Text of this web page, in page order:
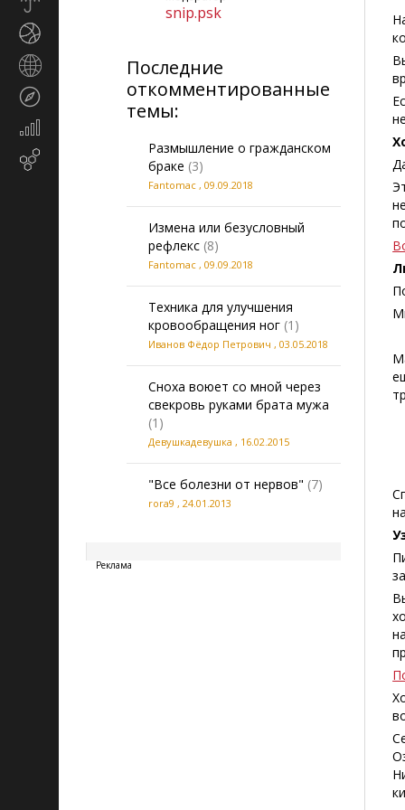
snip.psk
Последние
откомментированные
темы:
Размышление о гражданском
браке (3)
Fantomac , 09.09.2018
Измена или безусловный
рефлекс (8)
Fantomac , 09.09.2018
Техника для улучшения
кровообращения ног (1)
Иванов Фёдор Петрович , 03.05.2018
Сноха воюет со мной через
свекровь руками брата мужа
(1)
Девушкадевушка , 16.02.2015
"Все болезни от нервов" (7)
rora9 , 24.01.2013
Реклама